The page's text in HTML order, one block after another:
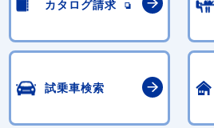
カタログ請求
試乗車検索